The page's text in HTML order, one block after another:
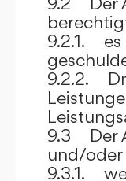
9.2.1. es
9.2.2.
9.3 Der
und/oder
9.3.1.